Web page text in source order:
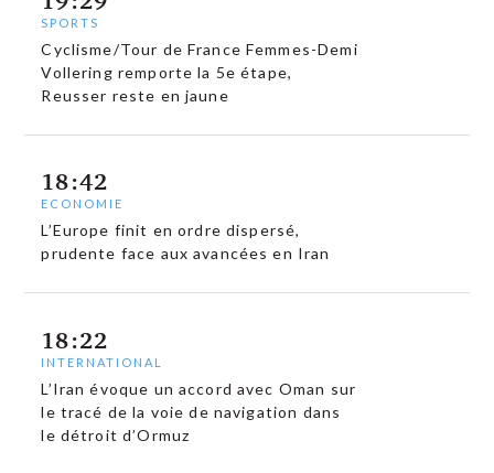
SPORTS
Cyclisme/Tour de France Femmes-Demi
Vollering remporte la 5e étape,
Reusser reste en jaune
18:42
ECONOMIE
L’Europe finit en ordre dispersé,
prudente face aux avancées en Iran
18:22
INTERNATIONAL
L’Iran évoque un accord avec Oman sur
le tracé de la voie de navigation dans
le détroit d’Ormuz